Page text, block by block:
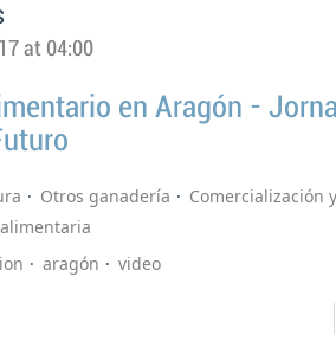
at 04:00
en Aragón -
Otros ganadería
Comercialización
aragón video